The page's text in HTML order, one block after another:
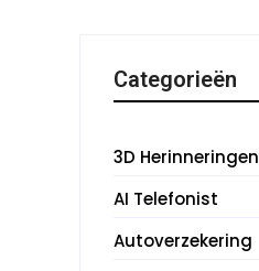
Categorieën
3D Herinneringen
AI Telefonist
Autoverzekering